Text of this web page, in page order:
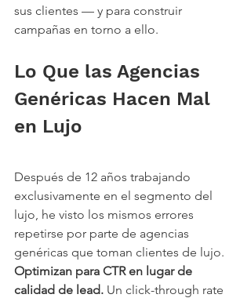
sus clientes — y para construir
campañas en torno a ello.
Lo Que las Agencias
Genéricas Hacen Mal
en Lujo
Después de 12 años trabajando
exclusivamente en el segmento del
lujo, he visto los mismos errores
repetirse por parte de agencias
genéricas que toman clientes de lujo.
Optimizan para CTR en lugar de
calidad de lead. Un click-through rate